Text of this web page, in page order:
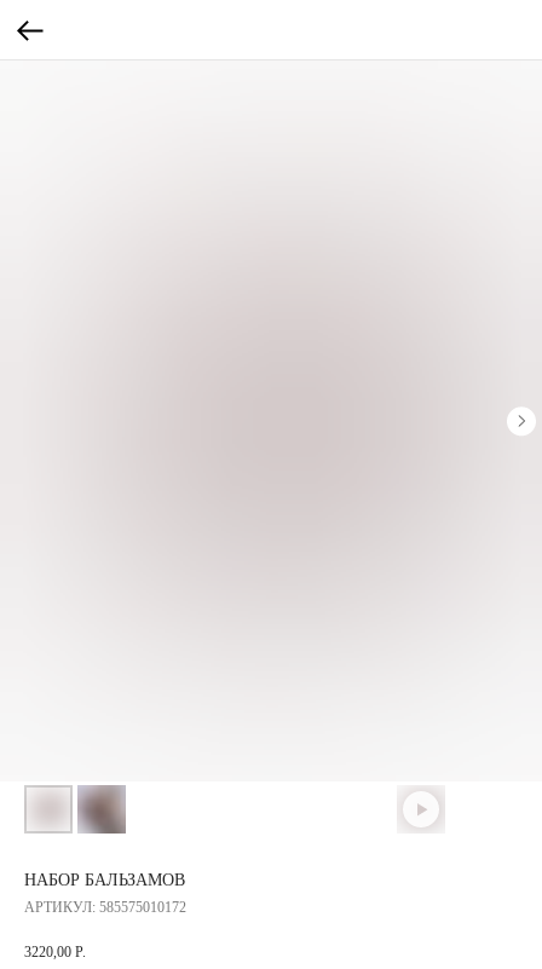
НАБОР БАЛЬЗАМОВ
АРТИКУЛ: 585575010172
3220,00 Р.